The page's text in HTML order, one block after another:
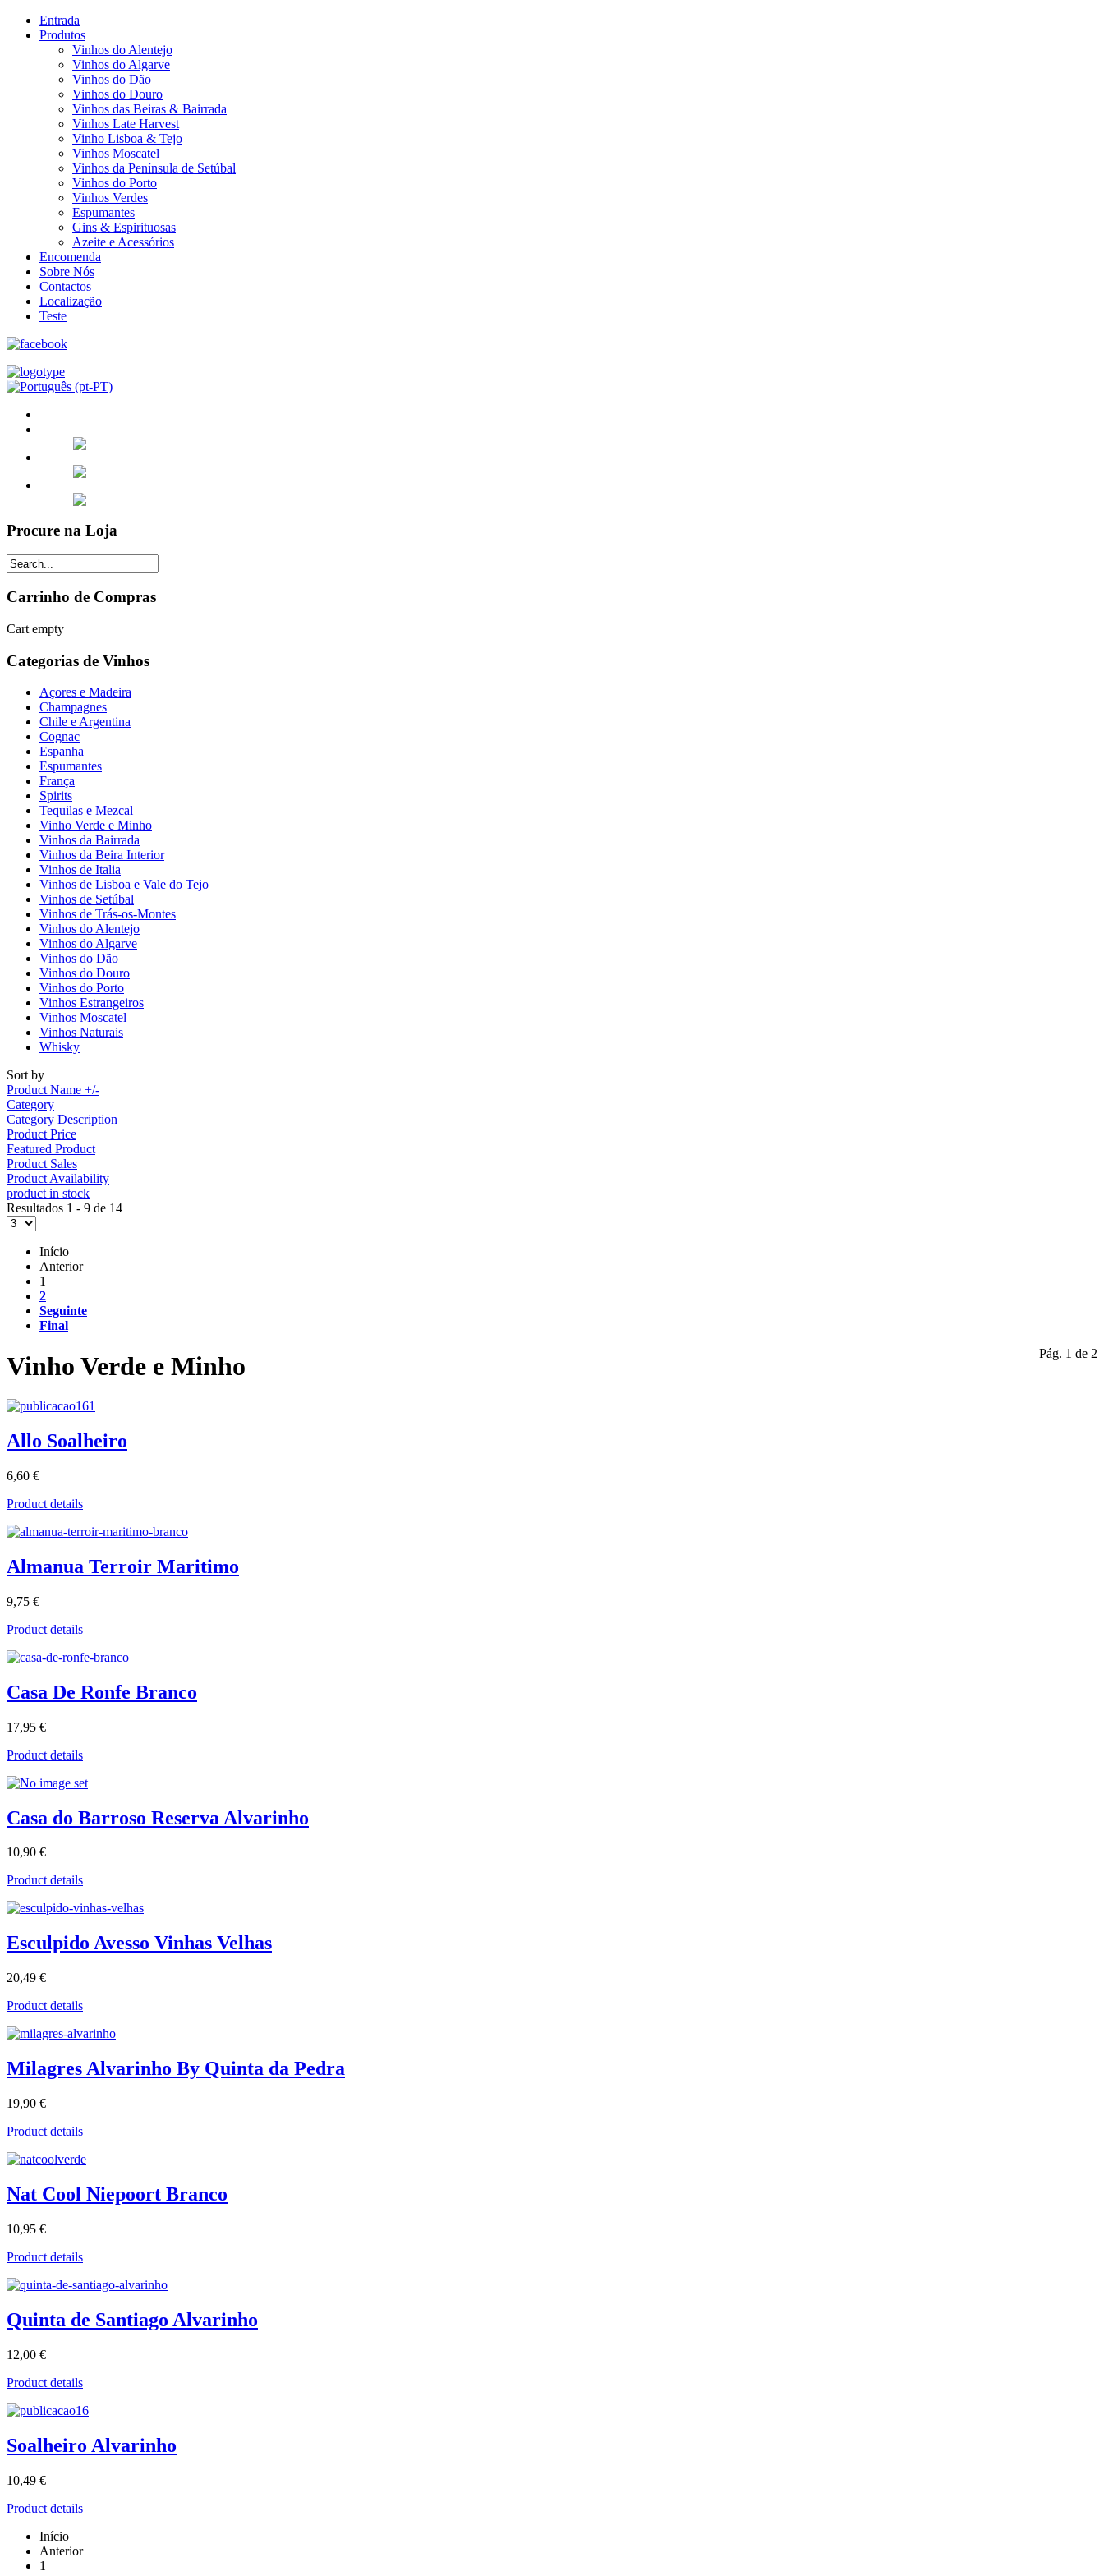
Entrada
Produtos
Vinhos do Alentejo
Vinhos do Algarve
Vinhos do Dão
Vinhos do Douro
Vinhos das Beiras & Bairrada
Vinhos Late Harvest
Vinho Lisboa & Tejo
Vinhos Moscatel
Vinhos da Península de Setúbal
Vinhos do Porto
Vinhos Verdes
Espumantes
Gins & Espirituosas
Azeite e Acessórios
Encomenda
Sobre Nós
Contactos
Localização
Teste
Procure na Loja
Carrinho de Compras
Cart empty
Categorias de Vinhos
Açores e Madeira
Champagnes
Chile e Argentina
Cognac
Espanha
Espumantes
França
Spirits
Tequilas e Mezcal
Vinho Verde e Minho
Vinhos da Bairrada
Vinhos da Beira Interior
Vinhos de Italia
Vinhos de Lisboa e Vale do Tejo
Vinhos de Setúbal
Vinhos de Trás-os-Montes
Vinhos do Alentejo
Vinhos do Algarve
Vinhos do Dão
Vinhos do Douro
Vinhos do Porto
Vinhos Estrangeiros
Vinhos Moscatel
Vinhos Naturais
Whisky
Sort by
Product Name +/-
Category
Category Description
Product Price
Featured Product
Product Sales
Product Availability
product in stock
Resultados 1 - 9 de 14
Início
Anterior
1
2
Seguinte
Final
Pág. 1 de 2
Vinho Verde e Minho
Allo Soalheiro
6,60 €
Product details
Almanua Terroir Maritimo
9,75 €
Product details
Casa De Ronfe Branco
17,95 €
Product details
Casa do Barroso Reserva Alvarinho
10,90 €
Product details
Esculpido Avesso Vinhas Velhas
20,49 €
Product details
Milagres Alvarinho By Quinta da Pedra
19,90 €
Product details
Nat Cool Niepoort Branco
10,95 €
Product details
Quinta de Santiago Alvarinho
12,00 €
Product details
Soalheiro Alvarinho
10,49 €
Product details
Início
Anterior
1